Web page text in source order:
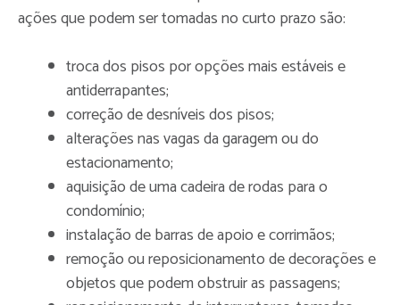
ações que podem ser tomadas no curto prazo são:
troca dos pisos por opções mais estáveis e
antiderrapantes;
correção de desníveis dos pisos;
alterações nas vagas da garagem ou do
estacionamento;
aquisição de uma cadeira de rodas para o
condomínio;
instalação de barras de apoio e corrimãos;
remoção ou reposicionamento de decorações e
objetos que podem obstruir as passagens;